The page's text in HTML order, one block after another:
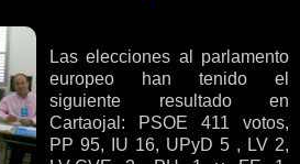
Las elecciones al parlamento
europeo han tenido el
siguiente resultado en
Cartaojal: PSOE 411 votos,
PP 95, IU 16, UPyD 5 , LV 2,